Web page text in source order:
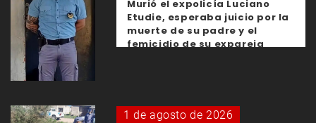
Murió el expolicía Luciano
Etudie, esperaba juicio por la
muerte de su padre y el
femicidio de su expareja
1 de agosto de 2026